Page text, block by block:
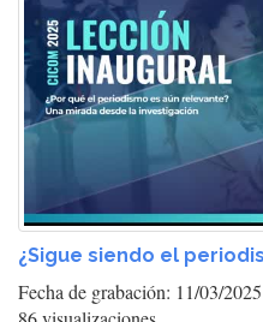
¿Sigue siendo el
Fecha de grabación: 11/03/2025